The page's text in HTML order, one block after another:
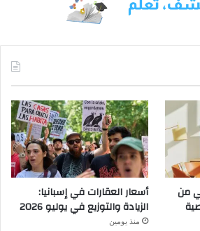
من
أسعار العقارات في إسبانيا:
الزيادة والتوزيع في يوليو 2026
منذ يومين